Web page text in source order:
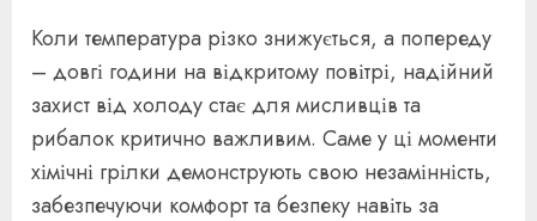
Коли температура різко знижується, а попереду
– довгі години на відкритому повітрі, надійний
захист від холоду стає для мисливців та
рибалок критично важливим. Саме у ці моменти
хімічні грілки демонструють свою незамінність,
забезпечуючи комфорт та безпеку навіть за